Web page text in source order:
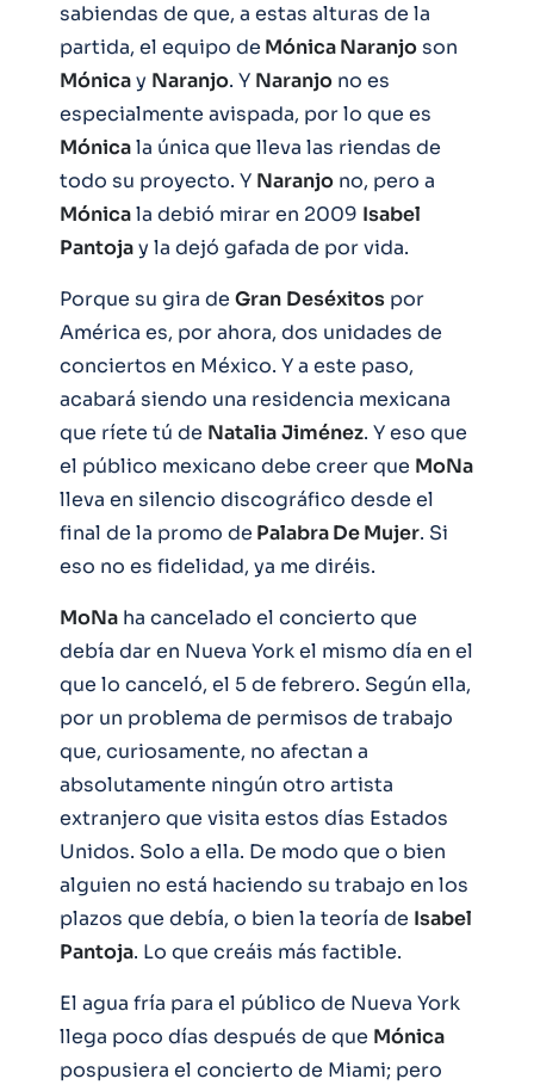
sabiendas de que, a estas alturas de la
partida, el equipo de Mónica Naranjoson
Mónicay Naranjo. Y Naranjo no es
especialmente avispada, por lo que es
Mónicala única que lleva las riendas de
todo su proyecto. Y Naranjo no, pero a
Mónicala debió mirar en 2009 Isabel
Pantojay la dejó gafada de por vida.
Porque su gira de Gran Deséxitos por
América es, por ahora, dos unidades de
conciertos en México. Y a este paso,
acabará siendo una residencia mexicana
que ríete tú de NataliaJiménez. Y eso que
el público mexicano debe creer que MoNa
lleva en silencio discográfico desde el
final de la promo de Palabra De Mujer. Si
eso no es fidelidad, ya me diréis.
MoNa ha cancelado el concierto que
debía dar en Nueva York el mismo día en el
que lo canceló, el 5 de febrero. Según ella,
por un problema de permisos de trabajo
que, curiosamente, no afectan a
absolutamente ningún otro artista
extranjero que visita estos días Estados
Unidos. Solo a ella. De modo que o bien
alguien no está haciendo su trabajo en los
plazos que debía, o bien la teoría de Isabel
Pantoja. Lo que creáis más factible.
El agua fría para el público de Nueva York
llega poco días después de que Mónica
pospusiera el concierto de Miami; pero